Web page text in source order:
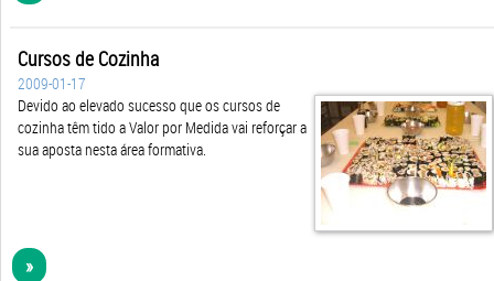
Cursos de Cozinha
2009-01-17
Devido ao elevado sucesso que os cursos de
cozinha têm tido a Valor por Medida vai reforçar a
sua aposta nesta área formativa.
»